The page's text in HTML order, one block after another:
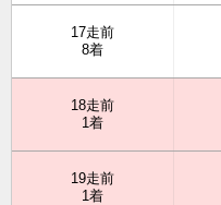
17走前
8着
18走前
1着
19走前
1着